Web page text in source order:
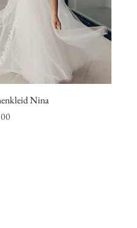
Schnellansicht
Nina